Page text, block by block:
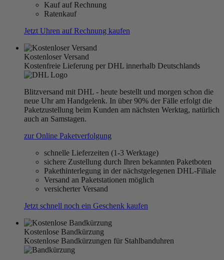
Kauf auf Rechnung
Ratenkauf
Jetzt Uhren auf Rechnung kaufen
Kostenloser Versand
Kostenfreie Lieferung per DHL innerhalb Deutschlands
Blitzversand mit DHL - heute bestellt und morgen schon die
neue Uhr am Handgelenk. In über 90% der Fälle erfolgt die
Paketzustellung beim Kunden am nächsten Werktag, natürlich
auch an Samstagen.
zur Online Paketverfolgung
schnelle Lieferzeiten (1-3 Werktage)
sichere Zustellung durch Ihren bekannten Paketboten
Pakethinterlegung in der nächstgelegenen DHL-Filiale
Versand an Paketstationen möglich
versicherter Versand
Jetzt schnell noch ein Geschenk kaufen
Kostenlose Bandkürzung
Kostenlose Bandkürzungen für Stahlbanduhren